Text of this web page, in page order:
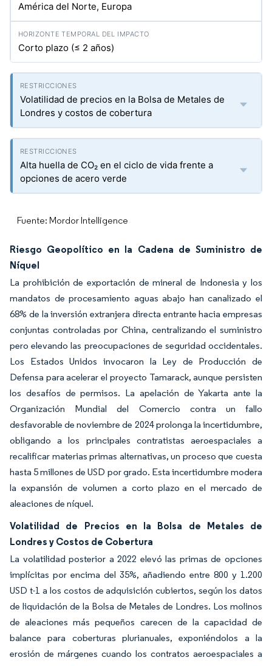
América del Norte, Europa
Corto plazo (≤ 2 años)
Volatilidad de precios en la Bolsa de Metales de
Londres y costos de cobertura
Alta huella de CO₂ en el ciclo de vida frente a
opciones de acero verde
Fuente: Mordor Intelligence
Riesgo Geopolítico en la Cadena de Suministro de
Níquel
La prohibición de exportación de mineral de Indonesia y los
mandatos de procesamiento aguas abajo han canalizado el
68% de la inversión extranjera directa entrante hacia empresas
conjuntas controladas por China, centralizando el suministro
pero elevando las preocupaciones de seguridad occidentales.
Los Estados Unidos invocaron la Ley de Producción de
Defensa para acelerar el proyecto Tamarack, aunque persisten
los desafíos de permisos. La apelación de Yakarta ante la
Organización Mundial del Comercio contra un fallo
desfavorable de noviembre de 2024 prolonga la incertidumbre,
obligando a los principales contratistas aeroespaciales a
recalificar materias primas alternativas, un proceso que cuesta
hasta 5 millones de USD por grado. Esta incertidumbre modera
la expansión de volumen a corto plazo en el mercado de
aleaciones de níquel.
Volatilidad de Precios en la Bolsa de Metales de
Londres y Costos de Cobertura
La volatilidad posterior a 2022 elevó las primas de opciones
implícitas por encima del 35%, añadiendo entre 800 y 1.200
USD t-1 a los costos de adquisición cubiertos, según los datos
de liquidación de la Bolsa de Metales de Londres. Los molinos
de aleaciones más pequeños carecen de la capacidad de
balance para coberturas plurianuales, exponiéndolos a la
erosión de márgenes cuando los contratos aeroespaciales a